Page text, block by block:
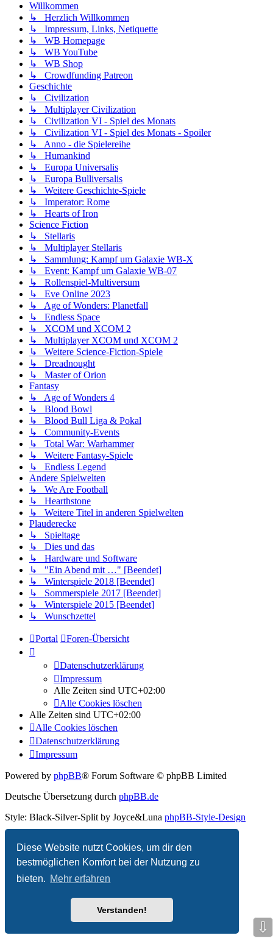
Diese Website nutzt Cookies, um dir den
bestmöglichen Komfort bei der Nutzung zu
bieten. Mehr erfahren
Verstanden!
Willkommen
↳ Herzlich Willkommen
↳ Impressum, Links, Netiquette
↳ WB Homepage
↳ WB YouTube
↳ WB Shop
↳ Crowdfunding Patreon
Geschichte
↳ Civilization
↳ Multiplayer Civilization
↳ Civilization VI - Spiel des Monats
↳ Civilization VI - Spiel des Monats - Spoiler
↳ Anno - die Spielereihe
↳ Humankind
↳ Europa Universalis
↳ Europa Bulliversalis
↳ Weitere Geschichte-Spiele
↳ Imperator: Rome
↳ Hearts of Iron
Science Fiction
↳ Stellaris
↳ Multiplayer Stellaris
↳ Sammlung: Kampf um Galaxie WB-X
↳ Event: Kampf um Galaxie WB-07
↳ Rollenspiel-Multiversum
↳ Eve Online 2023
↳ Age of Wonders: Planetfall
↳ Endless Space
↳ XCOM und XCOM 2
↳ Multiplayer XCOM und XCOM 2
↳ Weitere Science-Fiction-Spiele
↳ Dreadnought
↳ Master of Orion
Fantasy
↳ Age of Wonders 4
↳ Blood Bowl
↳ Blood Bull Liga & Pokal
↳ Community-Events
↳ Total War: Warhammer
↳ Weitere Fantasy-Spiele
↳ Endless Legend
Andere Spielwelten
↳ We Are Football
↳ Hearthstone
↳ Weitere Titel in anderen Spielwelten
Plauderecke
↳ Spieltage
↳ Dies und das
↳ Hardware und Software
↳ "Ein Abend mit …" [Beendet]
↳ Winterspiele 2018 [Beendet]
↳ Sommerspiele 2017 [Beendet]
↳ Winterspiele 2015 [Beendet]
↳ Wunschzettel
Portal Foren-Übersicht
Datenschutzerklärung
Impressum
Alle Zeiten sind UTC+02:00
Alle Cookies löschen
Alle Zeiten sind UTC+02:00
Alle Cookies löschen
Datenschutzerklärung
Impressum
Powered by phpBB® Forum Software © phpBB Limited
Deutsche Übersetzung durch phpBB.de
Style: Black-Silver-Split by Joyce&Luna phpBB-Style-Design
⇩